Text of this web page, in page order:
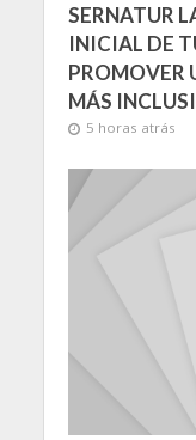
SERNATUR
INICIAL DE
PROMOVER
MÁS
5 horas atrás